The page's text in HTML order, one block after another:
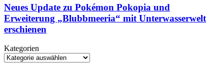
Resonant
erstmals
spielbar
zu
Pokémon
Pokopia
und
„Blubbmeeria“
mit
Neues Update zu Pokémon Pokopia und
Erweiterung „Blubbmeeria“ mit Unterwasserwelt
erschienen
Kategorien
Kategorien